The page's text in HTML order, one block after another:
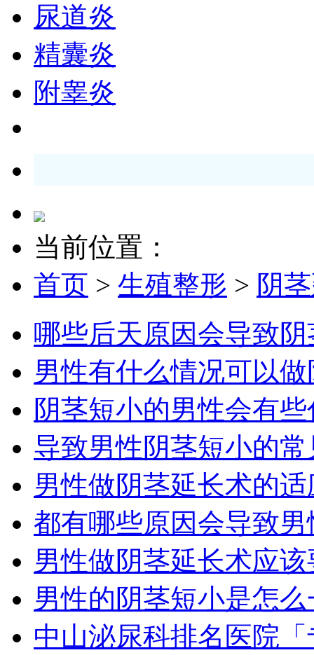
尿道炎
精囊炎
附睾炎
当前位置：
首页 > 生殖整形 > 阴
哪些后天原因会导致
男性有什么情况可以
阴茎短小的男性会有
导致男性阴茎短小的
男性做阴茎延长术的
都有哪些原因会导致
男性做阴茎延长术应
男性的阴茎短小是怎
中山泌尿科排名医院